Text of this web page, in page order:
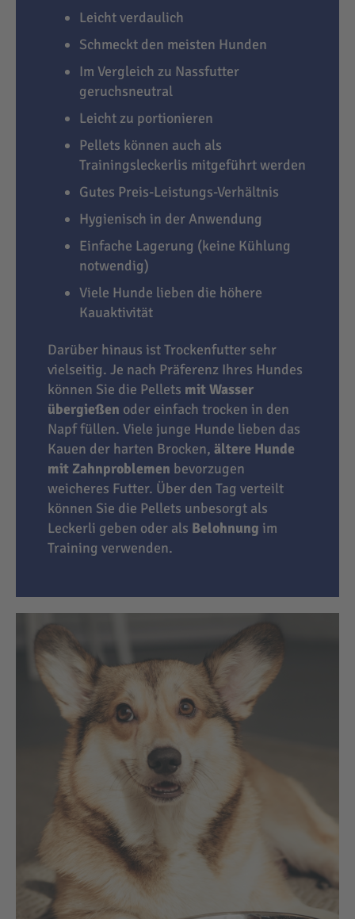
Leicht verdaulich
Schmeckt den meisten Hunden
Im Vergleich zu Nassfutter
geruchsneutral
Leicht zu portionieren
Pellets können auch als
Trainingsleckerlis mitgeführt werden
Gutes Preis-Leistungs-Verhältnis
Hygienisch in der Anwendung
Einfache Lagerung (keine Kühlung
notwendig)
Viele Hunde lieben die höhere
Kauaktivität
Darüber hinaus ist Trockenfutter sehr
vielseitig. Je nach Präferenz Ihres Hundes
können Sie die Pellets mit Wasser
übergießen oder einfach trocken in den
Napf füllen. Viele junge Hunde lieben das
Kauen der harten Brocken, ältere Hunde
mit Zahnproblemen bevorzugen
weicheres Futter. Über den Tag verteilt
können Sie die Pellets unbesorgt als
Leckerli geben oder als Belohnung im
Training verwenden.